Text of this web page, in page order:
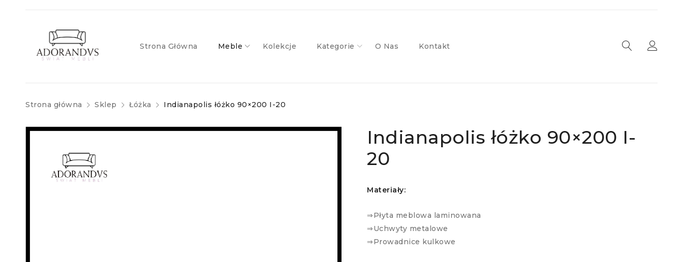
Strona Główna Meble Kolekcje Kategorie O Nas Kontakt
Strona główna Sklep Łóżka Indianapolis łóżko 90×200 I-20
Indianapolis łóżko 90×200 I-
20
Materiały:
⇒Płyta meblowa laminowana
⇒Uchwyty metalowe
⇒Prowadnice kulkowe